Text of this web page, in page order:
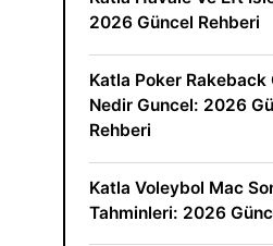
2026 Güncel Rehberi
Katla Poker Rakeback
Nedir Guncel: 2026
Rehberi
Katla Voleybol Mac
Tahminleri: 2026